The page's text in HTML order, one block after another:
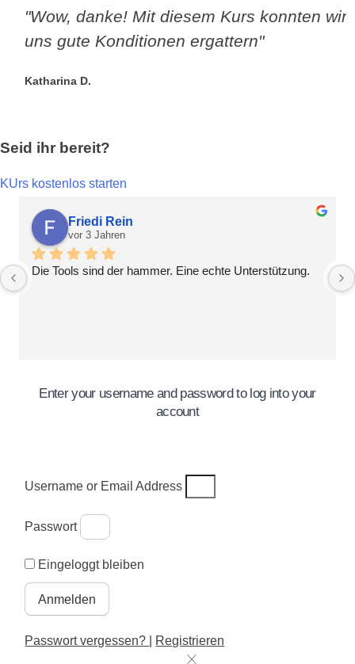
"Wow, danke! Mit diesem Kurs konnten wir
uns gute Konditionen ergattern"
Katharina D.
Seid ihr bereit?
KUrs kostenlos starten
Friedi Rein
vor 3 Jahren
Die Tools sind der hammer. Eine echte Unterstützung.
Enter your username and password to log into your
account
Username or Email Address
Passwort
Eingeloggt bleiben
Anmelden
Passwort vergessen? Registrieren